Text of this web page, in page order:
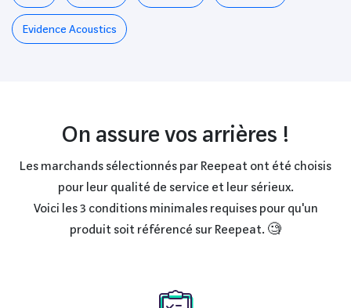
Evidence Acoustics
On assure vos arrières !
Les marchands sélectionnés par Reepeat ont été choisis
pour leur qualité de service et leur sérieux.
Voici les 3 conditions minimales requises pour qu'un
produit soit référencé sur Reepeat. 🧐